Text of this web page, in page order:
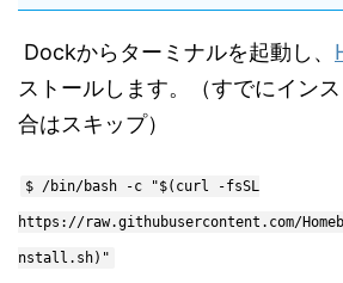
Dockからターミナルを起動し、
ストールします。（すでにイン
合はスキップ）
$ /bin/bash -c "$(curl -fsSL
https://raw.githubusercontent.com/
nstall.sh)"